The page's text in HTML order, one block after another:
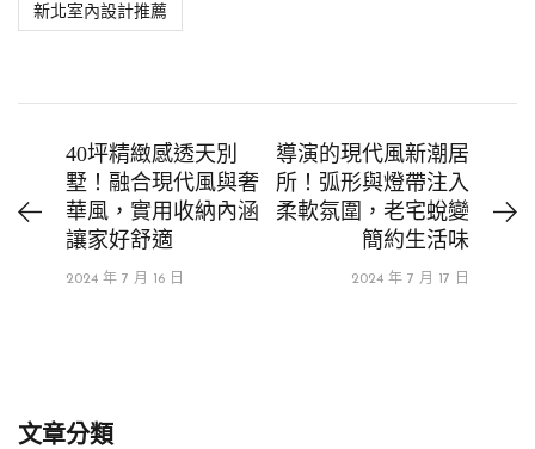
新北室內設計推薦
40坪精緻感透天別
墅！融合現代風與奢
華風，實用收納內涵
讓家好舒適
2024 年 7 月 16 日
導演的現代風新潮居
所！弧形與燈帶注入
柔軟氛圍，老宅蛻變
簡約生活味
2024 年 7 月 17 日
文章分類